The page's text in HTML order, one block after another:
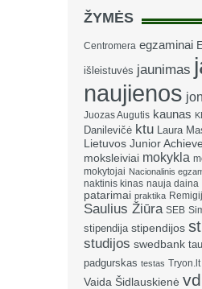
ŽYMĖS
Centromera egzaminai
išleistuvės jaunimas
naujienos
Juozas Augutis kaunas
Danilevičė ktu Laura
Lietuvos Junior
moksleiviai mokykla
mokytojai Nacionalinis
naktinis kinas nauja daina
patarimai praktika
Saulius Žiūra SEB
stipendija stipendijos
studijos swedbank
padgurskas testas Tryon.lt
Vaida Šidlauskienė